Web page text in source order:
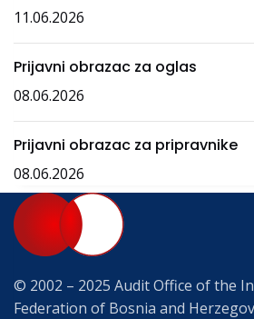
11.06.2026
Prijavni obrazac za oglas
08.06.2026
Prijavni obrazac za pripravnike
08.06.2026
© 2002 – 2025 Audit Office of the
Federation of Bosnia and